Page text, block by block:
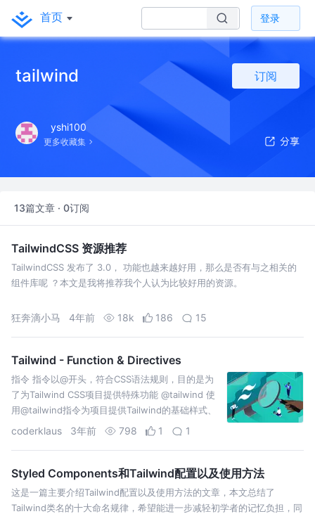
首页 登录
tailwind 订阅
yshi100
更多收藏集
13篇文章 · 0订阅
TailwindCSS 资源推荐
TailwindCSS 发布了 3.0， 功能也越来越好用，那么是否有与之相关的
组件库呢 ？本文是我将推荐我个人认为比较好用的资源。
狂奔滴小马 4年前 18k 186 15
Tailwind - Function & Directives
指令 指令以@开头，符合CSS语法规则，目的是为
了为Tailwind CSS项目提供特殊功能 @tailwind 使
用@tailwind指令为项目提供Tailwind的基础样式、
组件样式、实用程序样式
coderklaus 3年前 798 1 1
Styled Components和Tailwind配置以及使用方法
这是一篇主要介绍Tailwind配置以及使用方法的文章，本文总结了
Tailwind类名的十大命名规律，希望能进一步减轻初学者的记忆负担，同